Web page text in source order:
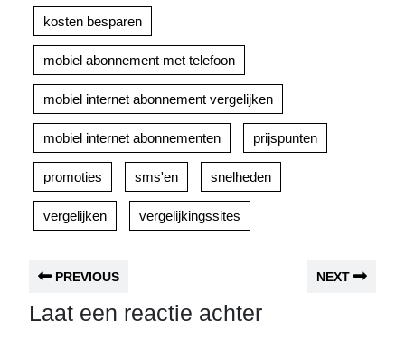
kosten besparen
mobiel abonnement met telefoon
mobiel internet abonnement vergelijken
mobiel internet abonnementen prijspunten
promoties sms'en snelheden
vergelijken vergelijkingssites
PREVIOUS NEXT
Laat een reactie achter